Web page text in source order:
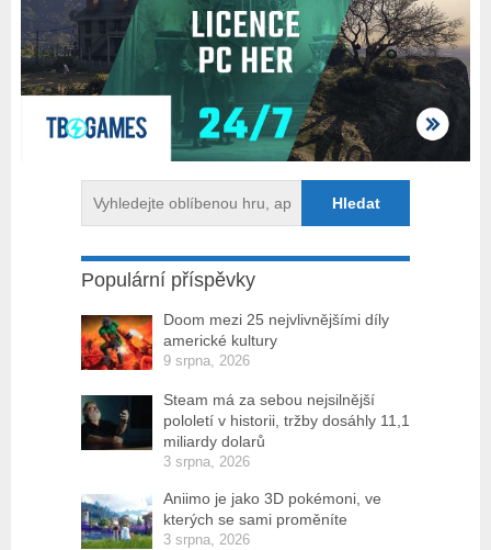
Populární příspěvky
Doom mezi 25 nejvlivnějšími díly
americké kultury
9 srpna, 2026
Steam má za sebou nejsilnější
pololetí v historii, tržby dosáhly 11,1
miliardy dolarů
3 srpna, 2026
Aniimo je jako 3D pokémoni, ve
kterých se sami proměníte
3 srpna, 2026